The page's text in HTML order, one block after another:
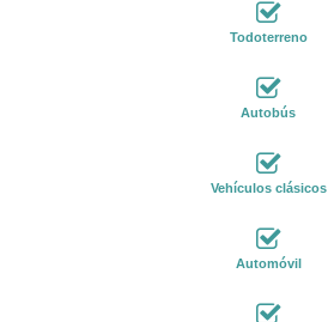
Todoterreno
Autobús
Vehículos clásicos
Automóvil